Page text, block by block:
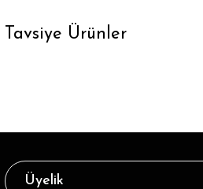
Tavsiye Ürünler
Tükendi
Siyah Renk Simli Yıldız Desen Soket Çorap
Üyelik